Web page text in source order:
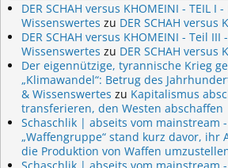
DER SCHAH versus KHOMEINI - TEIL I
Wissenswertes zu DER SCHAH versus
DER SCHAH versus KHOMEINI - Teil
Wissenswertes zu DER SCHAH versus
Der eigennützige, tyrannische Krieg
„Klimawandel“: Betrug des
& Wissenswertes zu Kapitalismus
transferieren, den Westen abschaffen
Schaschlik | abseits vom mainstream
„Waffengruppe“ stand kurz davor, ihr
die Produktion von Waffen